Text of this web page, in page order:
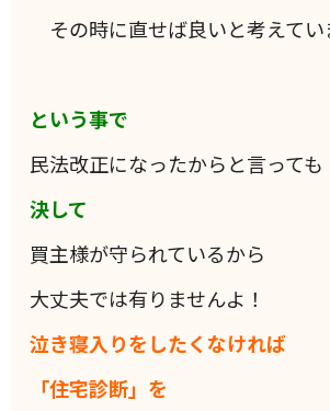
その時に直せば良いと考えてい
という事で
民法改正になったからと言っても
決して
買主様が守られているから
大丈夫では有りませんよ！
泣き寝入りをしたくなければ
「住宅診断」を